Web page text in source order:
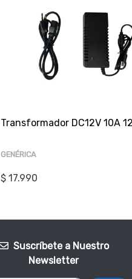
GENÉRICA
$ 17.990
Suscríbete a Nuestro
Newsletter